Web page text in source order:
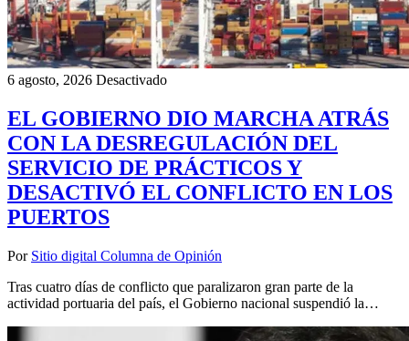
6 agosto, 2026 Desactivado
EL GOBIERNO DIO MARCHA ATRÁS
CON LA DESREGULACIÓN DEL
SERVICIO DE PRÁCTICOS Y
DESACTIVÓ EL CONFLICTO EN LOS
PUERTOS
Por Sitio digital Columna de Opinión
Tras cuatro días de conflicto que paralizaron gran parte de la
actividad portuaria del país, el Gobierno nacional suspendió la…